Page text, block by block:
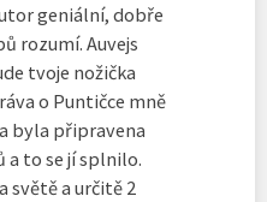
geniální, dobře
rozumí. Auvejs
tvoje nožička
o Puntičce mně
byla připravena
a to se jí splnilo.
světě a určitě 2